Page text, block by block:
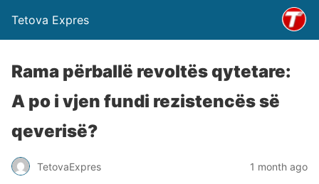
Tetova Expres
Rama përballë revoltës qytetare:
A po i vjen fundi rezistencës së
qeverisë?
TetovaExpres 1 month ago